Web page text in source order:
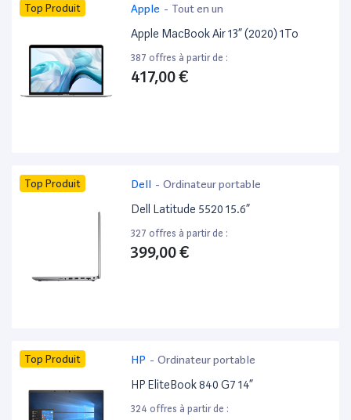
Top Produit Apple - Tout en un
Apple MacBook Air 13” (2020) 1To
387 offres à partir de :
417,00 €
Top Produit Dell - Ordinateur portable
Dell Latitude 5520 15.6”
327 offres à partir de :
399,00 €
Top Produit HP - Ordinateur portable
HP EliteBook 840 G7 14”
324 offres à partir de :